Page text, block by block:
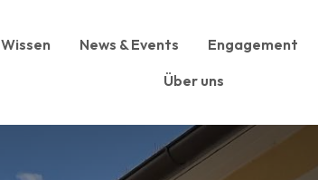
Wissen News & Events Engagement
Über uns